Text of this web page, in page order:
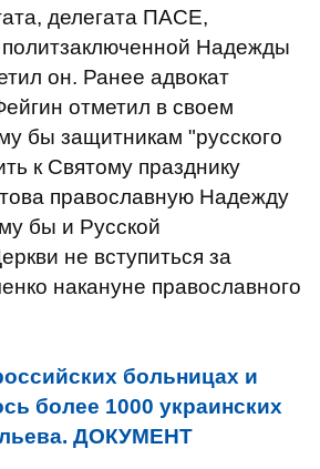
делегата ПАСЕ,
Надежды
он. Ранее адвокат
отметил в своем
бы защитникам "русского
к Святому празднику
православную Надежду
бы и Русской
не вступиться за
накануне православного
больницах и
более 1000 украинских
ДОКУМЕНТ